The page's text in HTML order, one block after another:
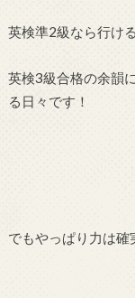
英検準2級なら行け
英検3級合格の余韻
る日々です！
でもやっぱり力は確